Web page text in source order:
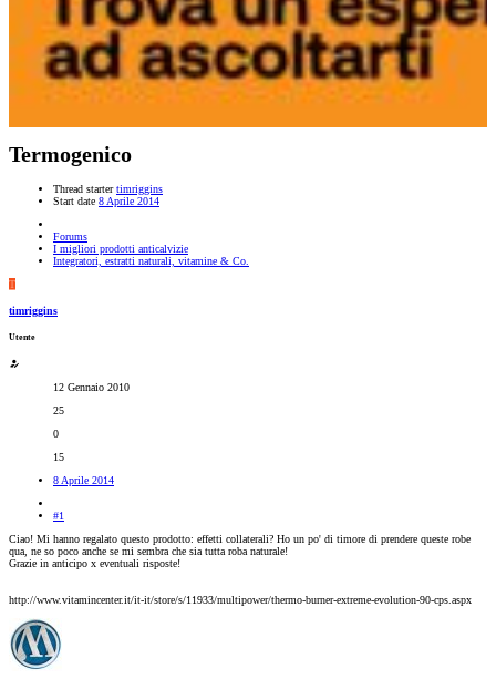
Termogenico
Thread starter timriggins
Start date 8 Aprile 2014
Forums
I migliori prodotti anticalvizie
Integratori, estratti naturali, vitamine & Co.
T
timriggins
Utente
12 Gennaio 2010
25
0
15
8 Aprile 2014
#1
Ciao! Mi hanno regalato questo prodotto: effetti collaterali? Ho un po' di timore di prendere queste robe
qua, ne so poco anche se mi sembra che sia tutta roba naturale!
Grazie in anticipo x eventuali risposte!
http://www.vitamincenter.it/it-it/store/s/11933/multipower/thermo-burner-extreme-evolution-90-cps.aspx